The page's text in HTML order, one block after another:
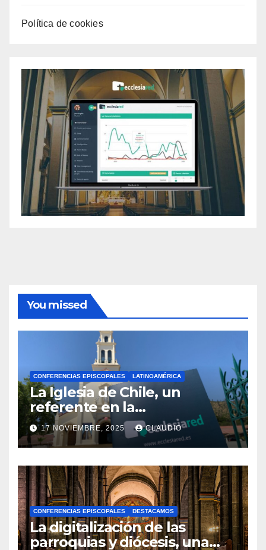
Política de cookies
You missed
CONFERENCIAS EPISCOPALES LATINOAMÉRICA
La Iglesia de Chile, un
referente en la
transformación digital
gracias a Ecclesiared
17 NOVIEMBRE, 2025 CLAUDIO
N
O
H
A
Y
C
CONFERENCIAS EPISCOPALES DESTACAMOS
La digitalización de las
parroquias y diócesis, una